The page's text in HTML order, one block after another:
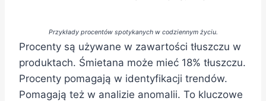
Przykłady procentów spotykanych w codziennym życiu.
Procenty są używane w zawartości tłuszczu w
produktach. Śmietana może mieć 18% tłuszczu.
Procenty pomagają w identyfikacji trendów.
Pomagają też w analizie anomalii. To kluczowe